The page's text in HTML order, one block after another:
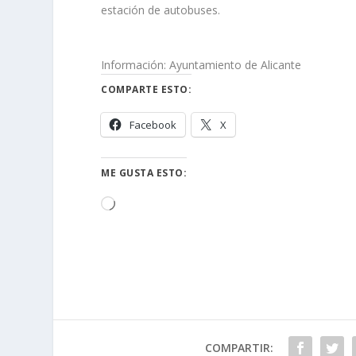
estación de autobuses.
Información: Ayuntamiento de Alicante
COMPARTE ESTO:
Facebook X
ME GUSTA ESTO:
Cargando...
COMPARTIR: